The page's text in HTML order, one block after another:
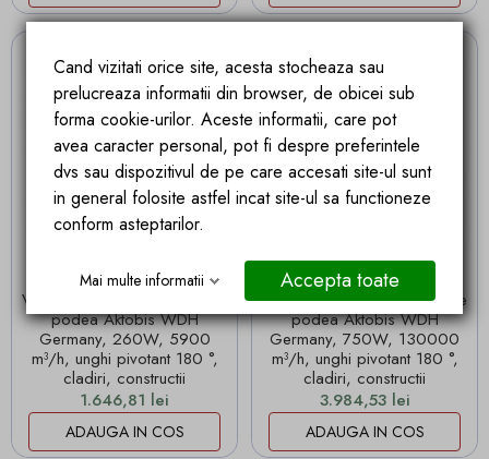
Livrare in 24 ore
Ventilator tambur industrial de
podea Aktobis WDH
Germany, 260W, 5900
m³/h, unghi pivotant 180 °,
cladiri, constructii
Pret
1.646,81 lei
ADAUGA IN COS
Livrare in 24 ore
Ventilator tambur industrial de
podea Aktobis WDH
Germany, 750W, 130000
m³/h, unghi pivotant 180 °,
cladiri, constructii
Pret
3.984,53 lei
ADAUGA IN COS
Cand vizitati orice site, acesta stocheaza sau
prelucreaza informatii din browser, de obicei sub
forma cookie-urilor. Aceste informatii, care pot
avea caracter personal, pot fi despre preferintele
dvs sau dispozitivul de pe care accesati site-ul sunt
in general folosite astfel incat site-ul sa functioneze
conform asteptarilor.
Mai multe informatii Accepta toate